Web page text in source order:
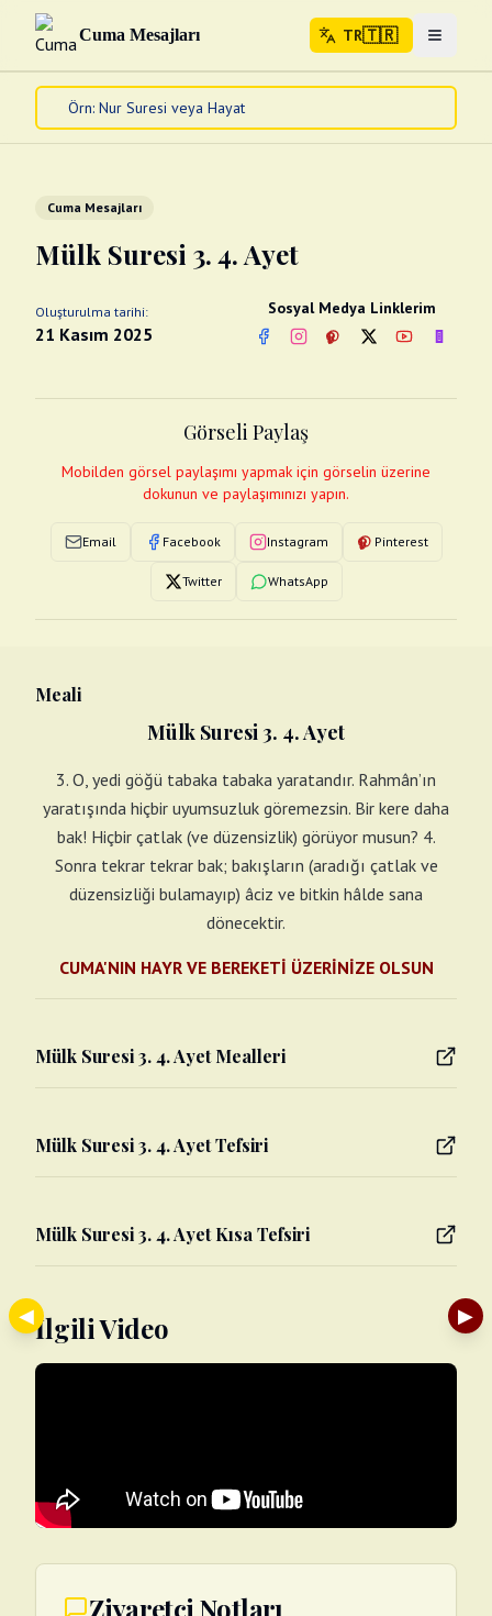
Cuma Mesajları TR🇹🇷 Menuyu
Ana Sayfa
Diğer
Abdest Videoları
Fotograflar
Cuma Mesajları
Mülk Suresi 3. 4. Ayet
Oluşturulma tarihi:
21 Kasım 2025
Sosyal Medya Linklerim
FacebookInstagram
PinterestTwitterYouTube
Görseli Paylaş
Mobilden görsel paylaşımı yapmak için görselin üzerine
dokunun ve paylaşımınızı yapın.
Email Facebook Instagram Pinterest
Twitter WhatsApp
Meali
Mülk Suresi 3. 4. Ayet
3. O, yedi göğü tabaka tabaka yaratandır. Rahmân’ın
yaratışında hiçbir uyumsuzluk göremezsin. Bir kere daha
bak! Hiçbir çatlak (ve düzensizlik) görüyor musun? 4.
Sonra tekrar tekrar bak; bakışların (aradığı çatlak ve
düzensizliği bulamayıp) âciz ve bitkin hâlde sana
dönecektir.
CUMA'NIN HAYR VE BEREKETİ ÜZERİNİZE OLSUN
Mülk Suresi 3. 4. Ayet Mealleri
Mülk Suresi 3. 4. Ayet Tefsiri
Mülk Suresi 3. 4. Ayet Kısa Tefsiri
İlgili Video
Ziyaretçi Notları
◀ ▶